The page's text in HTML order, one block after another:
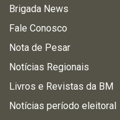
Brigada News
Fale Conosco
Nota de Pesar
Notícias Regionais
Livros e Revistas da BM
Notícias período eleitoral